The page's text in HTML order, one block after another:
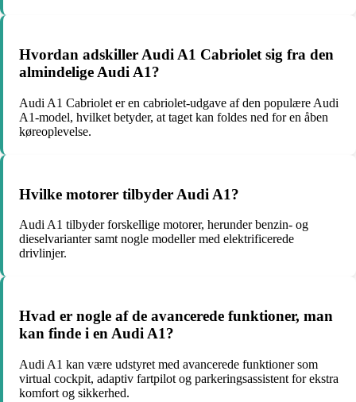
Hvordan adskiller Audi A1 Cabriolet sig fra den
almindelige Audi A1?
Audi A1 Cabriolet er en cabriolet-udgave af den populære Audi
A1-model, hvilket betyder, at taget kan foldes ned for en åben
køreoplevelse.
Hvilke motorer tilbyder Audi A1?
Audi A1 tilbyder forskellige motorer, herunder benzin- og
dieselvarianter samt nogle modeller med elektrificerede
drivlinjer.
Hvad er nogle af de avancerede funktioner, man
kan finde i en Audi A1?
Audi A1 kan være udstyret med avancerede funktioner som
virtual cockpit, adaptiv fartpilot og parkeringsassistent for ekstra
komfort og sikkerhed.